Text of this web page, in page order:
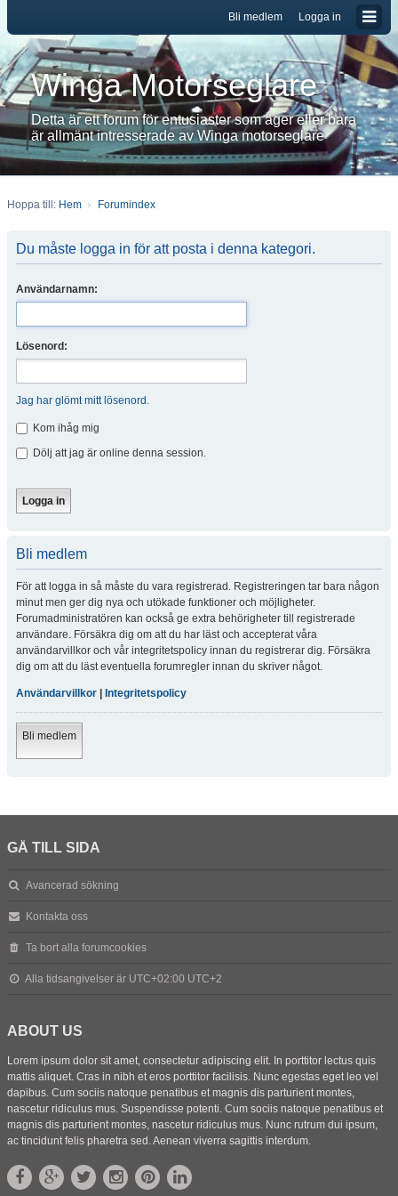
Logga in
Bli medlem
Winga Motorseglare
Detta är ett forum för entusiaster som äger eller bara
är allmänt intresserade av Winga motorseglare
Hoppa till: Hem Forumindex
Du måste logga in för att posta i denna kategori.
Användarnamn:
Lösenord:
Jag har glömt mitt lösenord.
Kom ihåg mig
Dölj att jag är online denna session.
Bli medlem
För att logga in så måste du vara registrerad. Registreringen tar bara någon
minut men ger dig nya och utökade funktioner och möjligheter.
Forumadministratören kan också ge extra behörigheter till registrerade
användare. Försäkra dig om att du har läst och accepterat våra
användarvillkor och vår integritetspolicy innan du registrerar dig. Försäkra
dig om att du läst eventuella forumregler innan du skriver något.
Användarvillkor Integritetspolicy
Bli medlem
GÅ TILL SIDA
Avancerad sökning
Kontakta oss
Ta bort alla forumcookies
Alla tidsangivelser är UTC+02:00 UTC+2
ABOUT US
Lorem ipsum dolor sit amet, consectetur adipiscing elit. In porttitor lectus quis
mattis aliquet. Cras in nibh et eros porttitor facilisis. Nunc egestas eget leo vel
dapibus. Cum sociis natoque penatibus et magnis dis parturient montes,
nascetur ridiculus mus. Suspendisse potenti. Cum sociis natoque penatibus et
magnis dis parturient montes, nascetur ridiculus mus. Nunc rutrum dui ipsum,
ac tincidunt felis pharetra sed. Aenean viverra sagittis interdum.